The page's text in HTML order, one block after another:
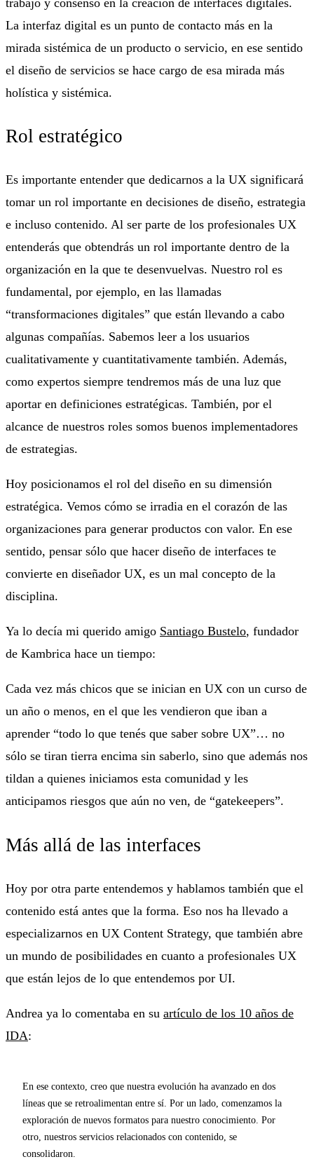
La interfaz digital es un punto de contacto más en la
mirada sistémica de un producto o servicio, en ese sentido
el diseño de servicios se hace cargo de esa mirada más
holística y sistémica.
Rol estratégico
Es importante entender que dedicarnos a la UX significará
tomar un rol importante en decisiones de diseño, estrategia
e incluso contenido. Al ser parte de los profesionales UX
entenderás que obtendrás un rol importante dentro de la
organización en la que te desenvuelvas. Nuestro rol es
fundamental, por ejemplo, en las llamadas
“transformaciones digitales” que están llevando a cabo
algunas compañías. Sabemos leer a los usuarios
cualitativamente y cuantitativamente también. Además,
como expertos siempre tendremos más de una luz que
aportar en definiciones estratégicas. También, por el
alcance de nuestros roles somos buenos implementadores
de estrategias.
Hoy posicionamos el rol del diseño en su dimensión
estratégica. Vemos cómo se irradia en el corazón de las
organizaciones para generar productos con valor. En ese
sentido, pensar sólo que hacer diseño de interfaces te
convierte en diseñador UX, es un mal concepto de la
disciplina.
Ya lo decía mi querido amigo Santiago Bustelo, fundador
de Kambrica hace un tiempo:
Cada vez más chicos que se inician en UX con un curso de
un año o menos, en el que les vendieron que iban a
aprender “todo lo que tenés que saber sobre UX”… no
sólo se tiran tierra encima sin saberlo, sino que además nos
tildan a quienes iniciamos esta comunidad y les
anticipamos riesgos que aún no ven, de “gatekeepers”.
Más allá de las interfaces
Hoy por otra parte entendemos y hablamos también que el
contenido está antes que la forma. Eso nos ha llevado a
especializarnos en UX Content Strategy, que también abre
un mundo de posibilidades en cuanto a profesionales UX
que están lejos de lo que entendemos por UI.
Andrea ya lo comentaba en su artículo de los 10 años de
IDA:
En ese contexto, creo que nuestra evolución ha avanzado en dos
líneas que se retroalimentan entre sí. Por un lado, comenzamos la
exploración de nuevos formatos para nuestro conocimiento. Por
otro, nuestros servicios relacionados con contenido, se
consolidaron.